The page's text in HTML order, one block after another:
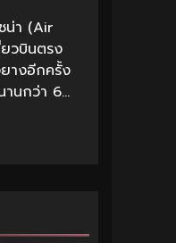
น่า (Air
วบินตรง
างอีกครั้ง
นกว่า 6...